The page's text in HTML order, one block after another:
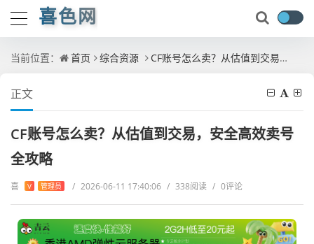
喜色网
当前位置： 首页 综合资源 CF账号怎么卖？从估值到交易，安全高效卖号全攻略
正文
CF账号怎么卖？从估值到交易，安全高效卖号
全攻略
喜 V 管理员 / 2026-06-11 17:40:06 / 338阅读 / 0评论